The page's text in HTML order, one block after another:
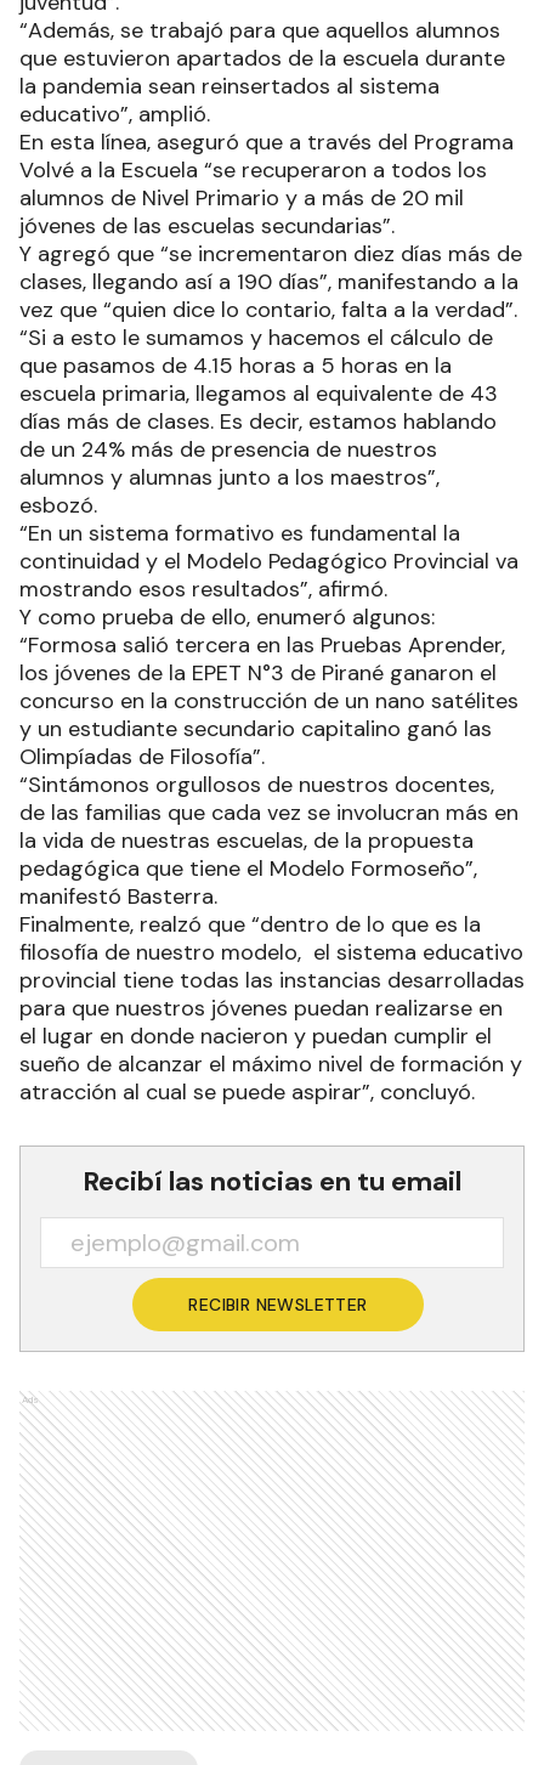
“Además, se trabajó para que aquellos alumnos
que estuvieron apartados de la escuela durante
la pandemia sean reinsertados al sistema
educativo”, amplió.
En esta línea, aseguró que a través del Programa
Volvé a la Escuela “se recuperaron a todos los
alumnos de Nivel Primario y a más de 20 mil
jóvenes de las escuelas secundarias”.
Y agregó que “se incrementaron diez días más de
clases, llegando así a 190 días”, manifestando a la
vez que “quien dice lo contario, falta a la verdad”.
“Si a esto le sumamos y hacemos el cálculo de
que pasamos de 4.15 horas a 5 horas en la
escuela primaria, llegamos al equivalente de 43
días más de clases. Es decir, estamos hablando
de un 24% más de presencia de nuestros
alumnos y alumnas junto a los maestros”,
esbozó.
“En un sistema formativo es fundamental la
continuidad y el Modelo Pedagógico Provincial va
mostrando esos resultados”, afirmó.
Y como prueba de ello, enumeró algunos:
“Formosa salió tercera en las Pruebas Aprender,
los jóvenes de la EPET N°3 de Pirané ganaron el
concurso en la construcción de un nano satélites
y un estudiante secundario capitalino ganó las
Olimpíadas de Filosofía”.
“Sintámonos orgullosos de nuestros docentes,
de las familias que cada vez se involucran más en
la vida de nuestras escuelas, de la propuesta
pedagógica que tiene el Modelo Formoseño”,
manifestó Basterra.
Finalmente, realzó que “dentro de lo que es la
filosofía de nuestro modelo, el sistema educativo
provincial tiene todas las instancias desarrolladas
para que nuestros jóvenes puedan realizarse en
el lugar en donde nacieron y puedan cumplir el
sueño de alcanzar el máximo nivel de formación y
atracción al cual se puede aspirar”, concluyó.
Recibí las noticias en tu email
RECIBIR NEWSLETTER
Ads